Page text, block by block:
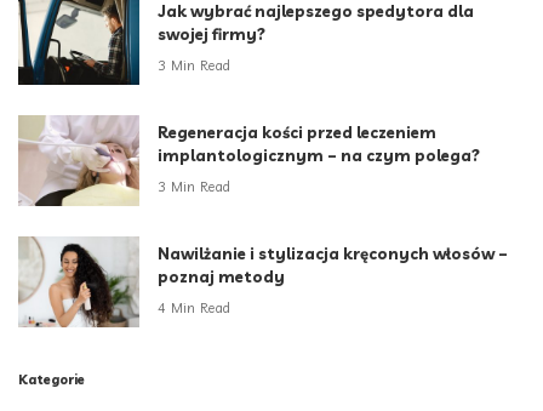
Jak wybrać najlepszego spedytora dla
swojej firmy?
3 Min Read
Regeneracja kości przed leczeniem
implantologicznym – na czym polega?
3 Min Read
Nawilżanie i stylizacja kręconych włosów –
poznaj metody
4 Min Read
Kategorie